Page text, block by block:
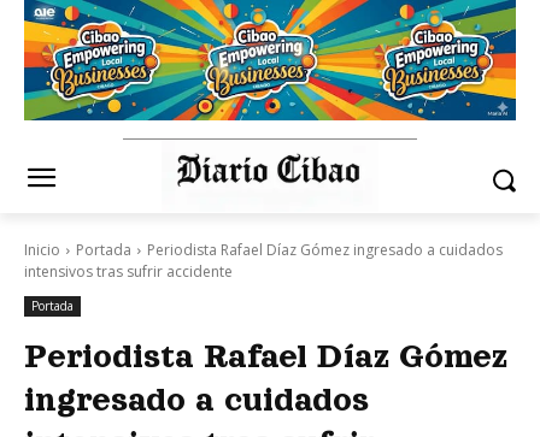
Inicio Portada
Periodista Rafael Díaz Gómez ingresado a cuidados
intensivos tras sufrir accidente
Portada
Periodista Rafael Díaz Gómez
ingresado a cuidados